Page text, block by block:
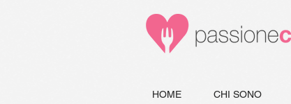
HOME CHI SONO